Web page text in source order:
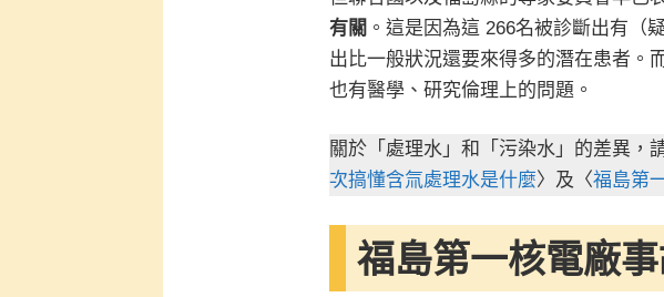
有關 。這是因為這 266名被診斷出有（
出比一般狀況還要來得多的潛在患者。
也有醫學、研究倫理上的問題。
關於「處理水」和「污染水」的差異，
次搞懂含氚處理水是什麼〉及〈福島第
福島第一核電廠